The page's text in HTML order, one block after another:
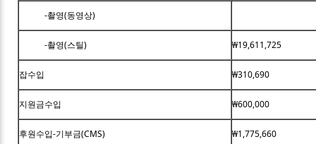
-촬영(동영상)
-촬영(스틸) ₩19,611,725
잡수입 ₩310,690
지원금수입 ₩600,000
후원수입-기부금(CMS) ₩1,775,660